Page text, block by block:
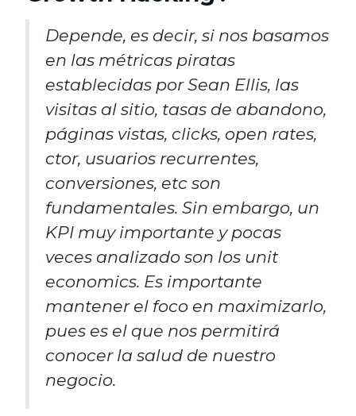
Depende, es decir, si nos basamos
en las métricas piratas
establecidas por Sean Ellis, las
visitas al sitio, tasas de abandono,
páginas vistas, clicks, open rates,
ctor, usuarios recurrentes,
conversiones, etc son
fundamentales. Sin embargo, un
KPI muy importante y pocas
veces analizado son los unit
economics. Es importante
mantener el foco en maximizarlo,
pues es el que nos permitirá
conocer la salud de nuestro
negocio.